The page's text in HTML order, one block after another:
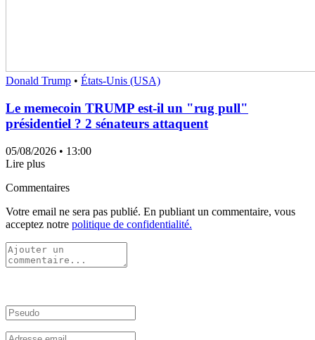
Donald Trump • États-Unis (USA)
Le memecoin TRUMP est-il un "rug pull"
présidentiel ? 2 sénateurs attaquent
05/08/2026 • 13:00
Lire plus
Commentaires
Votre email ne sera pas publié. En publiant un commentaire, vous
acceptez notre politique de confidentialité.